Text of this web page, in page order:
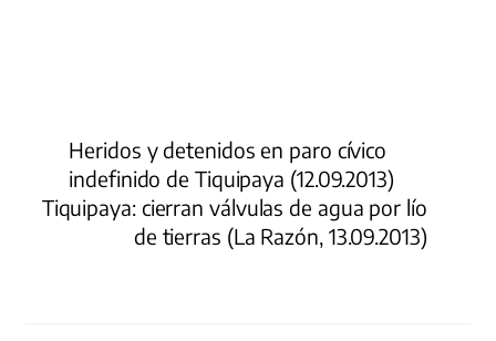
Heridos y detenidos en paro cívico
indefinido de Tiquipaya (12.09.2013)
Tiquipaya: cierran válvulas de agua por lío
de tierras (La Razón, 13.09.2013)